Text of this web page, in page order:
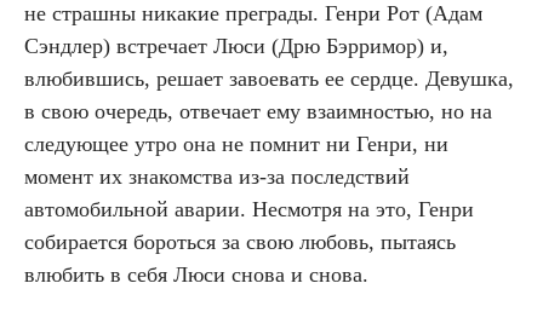
не страшны никакие преграды. Генри Рот (Адам
Сэндлер) встречает Люси (Дрю Бэрримор) и,
влюбившись, решает завоевать ее сердце. Девушка,
в свою очередь, отвечает ему взаимностью, но на
следующее утро она не помнит ни Генри, ни
момент их знакомства из-за последствий
автомобильной аварии. Несмотря на это, Генри
собирается бороться за свою любовь, пытаясь
влюбить в себя Люси снова и снова.